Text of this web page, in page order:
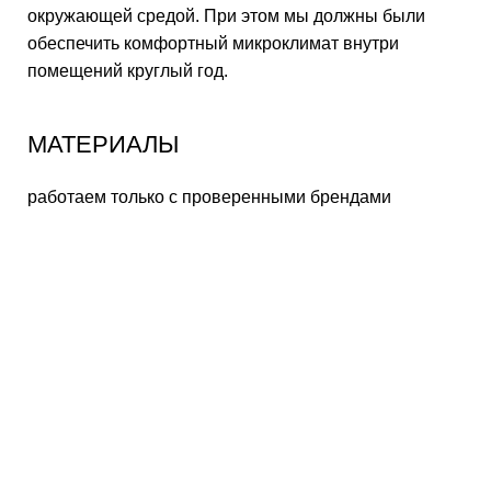
окружающей средой. При этом мы должны были
обеспечить комфортный микроклимат внутри
помещений круглый год.
МАТЕРИАЛЫ
работаем только с проверенными брендами